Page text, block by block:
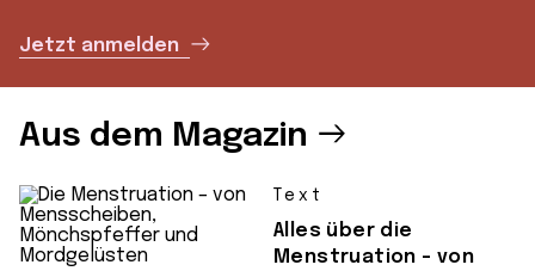
Jetzt anmelden
Aus dem Magazin
Text
Alles über die
Menstruation – von